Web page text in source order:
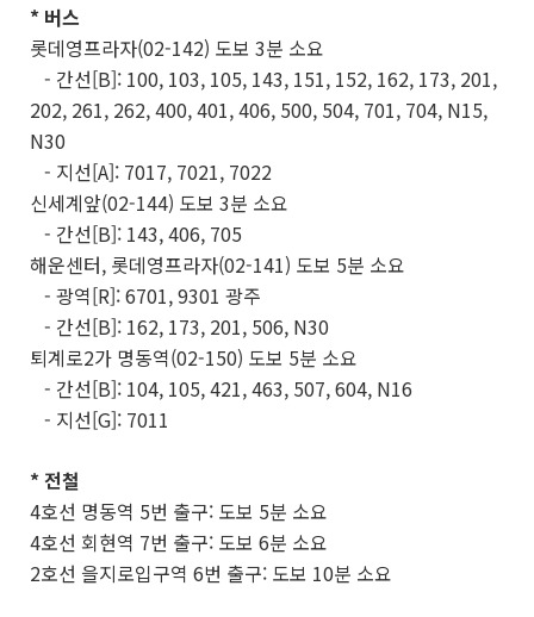
* 버스
롯데영프라자(02-142) 도보 3분 소요
- 간선[B]: 100, 103, 105, 143, 151, 152, 162, 173, 201,
202, 261, 262, 400, 401, 406, 500, 504, 701, 704, N15,
N30
- 지선[A]: 7017, 7021, 7022
신세계앞(02-144) 도보 3분 소요
- 간선[B]: 143, 406, 705
해운센터, 롯데영프라자(02-141) 도보 5분 소요
- 광역[R]: 6701, 9301 광주
- 간선[B]: 162, 173, 201, 506, N30
퇴계로2가 명동역(02-150) 도보 5분 소요
- 간선[B]: 104, 105, 421, 463, 507, 604, N16
- 지선[G]: 7011
* 전철
4호선 명동역 5번 출구: 도보 5분 소요
4호선 회현역 7번 출구: 도보 6분 소요
2호선 을지로입구역 6번 출구: 도보 10분 소요